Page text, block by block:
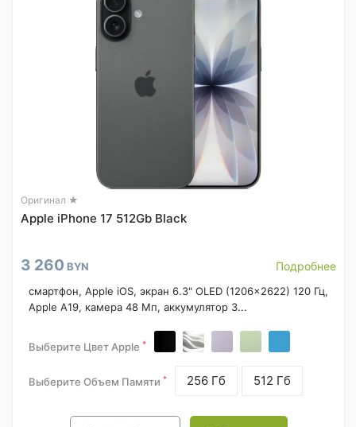
Оригинал ★
Apple iPhone 17 512Gb Black
3 260 BYN Подробнее
смартфон, Apple iOS, экран 6.3" OLED (1206x2622) 120 Гц,
Apple A19, камера 48 Мп, аккумулятор 3...
Выберите Цвет Apple *
Выберите Объем Памяти * 256 Гб 512 Гб